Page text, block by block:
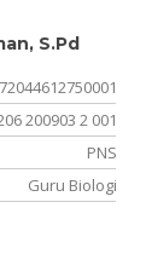
S.Pd
200903 2 001
PNS
Guru Biologi